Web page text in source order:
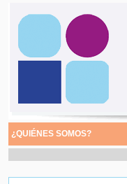
¿QUIÉNES SOMOS?